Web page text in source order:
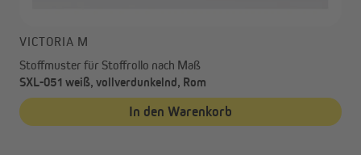
VICTORIA M
Stoffmuster für Stoffrollo nach Maß
SXL-051 weiß, vollverdunkelnd, Rom
In den Warenkorb